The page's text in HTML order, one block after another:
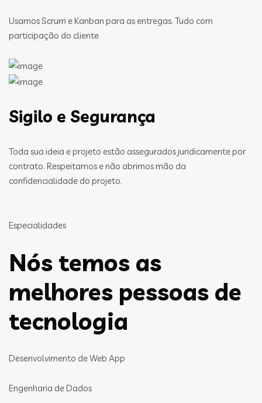
Usamos Scrum e Kanban para as entregas. Tudo com
participação do cliente
Sigilo e Segurança
Toda sua ideia e projeto estão assegurados juridicamente por
contrato. Respeitamos e não abrimos mão da
confidencialidade do projeto.
Especialidades
Nós temos as
melhores pessoas de
tecnologia
Desenvolvimento de Web App
Engenharia de Dados